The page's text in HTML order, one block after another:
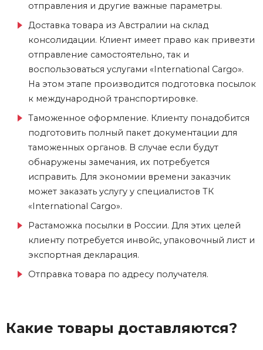
отправления и другие важные параметры.
Доставка товара из Австралии на склад
консолидации. Клиент имеет право как привезти
отправление самостоятельно, так и
воспользоваться услугами «International Cargo».
На этом этапе производится подготовка посылок
к международной транспортировке.
Таможенное оформление. Клиенту понадобится
подготовить полный пакет документации для
таможенных органов. В случае если будут
обнаружены замечания, их потребуется
исправить. Для экономии времени заказчик
может заказать услугу у специалистов ТК
«International Cargo».
Растаможка посылки в России. Для этих целей
клиенту потребуется инвойс, упаковочный лист и
экспортная декларация.
Отправка товара по адресу получателя.
Какие товары доставляются?